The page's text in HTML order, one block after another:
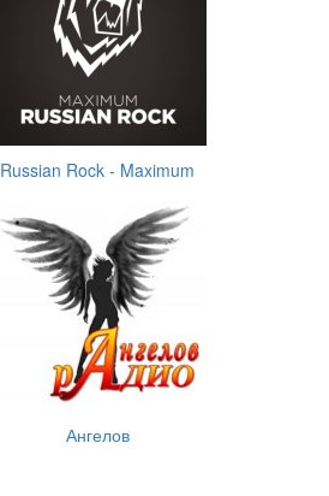
Russian Rock - Maximum
Ангелов